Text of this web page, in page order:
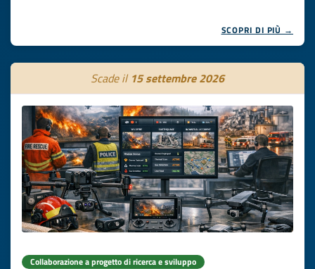
SCOPRI DI PIÙ →
Scade il 15 settembre 2026
Collaborazione a progetto di ricerca e sviluppo